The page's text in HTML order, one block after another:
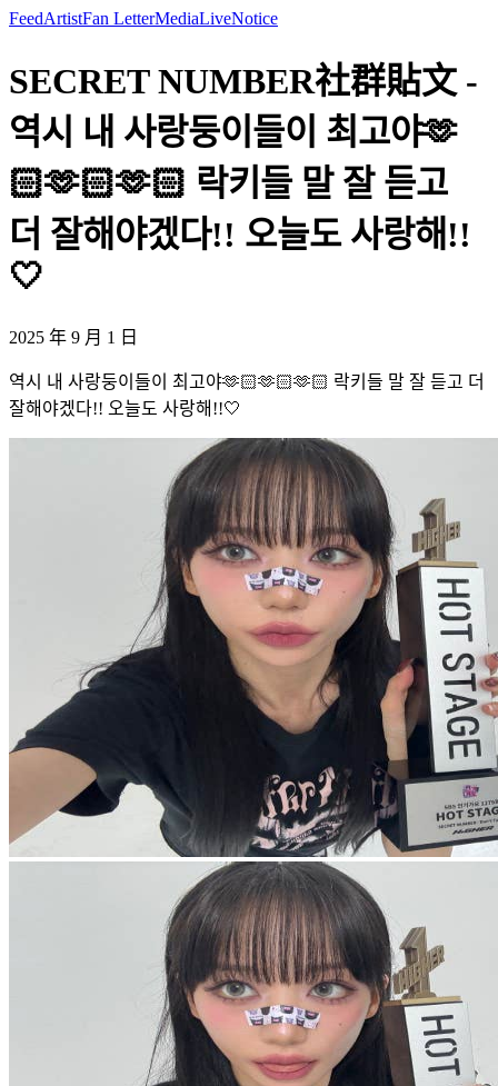
FeedArtistFan LetterMediaLiveNotice
SECRET NUMBER社群貼文 -
역시 내 사랑둥이들이 최고야🫶
🏻🫶🏻🫶🏻 락키들 말 잘 듣고
더 잘해야겠다!! 오늘도 사랑해!!
🤍
2025 年 9 月 1 日
역시 내 사랑둥이들이 최고야🫶🏻🫶🏻🫶🏻 락키들 말 잘 듣고 더
잘해야겠다!! 오늘도 사랑해!!🤍